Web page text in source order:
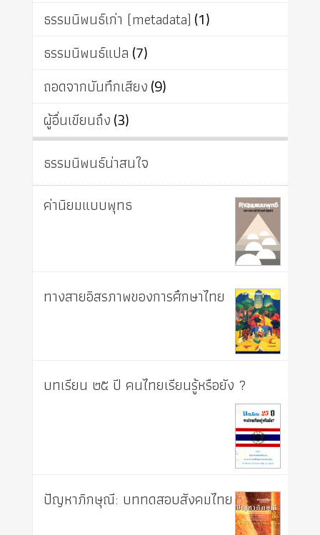
ธรรมนิพนธ์เก่า (metadata) (1)
ธรรมนิพนธ์แปล (7)
ถอดจากบันทึกเสียง(9)
ผู้อื่นเขียนถึง(3)
ธรรมนิพนธ์น่าสนใจ
ค่านิยมแบบพุทธ
ทางสายอิสรภาพของการศึกษาไทย
บทเรียน ๒๕ ปี คนไทยเรียนรู้หรือยัง ?
ปัญหาภิกษุณี: บททดสอบสังคมไทย